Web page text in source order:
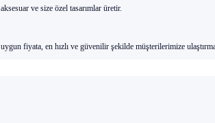
ve size özel tasarımlar üretir.
fiyata, en hızlı ve güvenilir şekilde müşterilerimize ulaştı